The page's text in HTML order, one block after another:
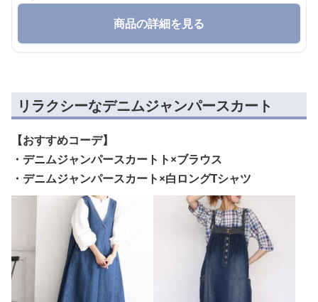
商品の詳細を見る
リラクシーなデニムジャンパースカート
【おすすめコーデ】
・デニムジャンパースカートト×ブラウス
・デニムジャンパースカート×白ロングTシャツ